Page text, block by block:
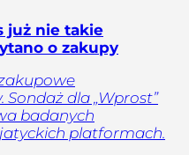
już nie takie
o zakupy
dla „Wprost”
badanych
platformach.